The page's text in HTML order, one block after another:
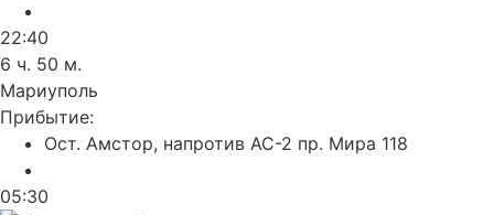
22:40
6 ч. 50 м.
Мариуполь
Прибытие:
Ост. Амстор, напротив АС-2 пр. Мира 118
05:30